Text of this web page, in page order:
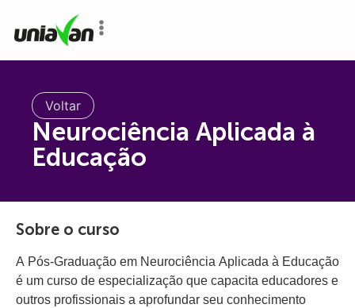
Voltar
Neurociência Aplicada à
Educação
Sobre o curso
A Pós-Graduação em Neurociência Aplicada à Educação
é um curso de especialização que capacita educadores e
outros profissionais a aprofundar seu conhecimento